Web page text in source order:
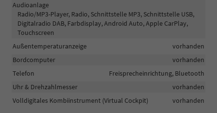
Audioanlage
Radio/MP3-Player, Radio, Schnittstelle MP3, Schnittstelle USB,
Digitalradio DAB, Farbdisplay, Android Auto, Apple CarPlay,
Touchscreen
Außentemperaturanzeige
vorhanden
Bordcomputer
vorhanden
Telefon
Freisprecheinrichtung, Bluetooth
Uhr & Drehzahlmesser
vorhanden
Volldigitales Kombiinstrument (Virtual Cockpit)
vorhanden